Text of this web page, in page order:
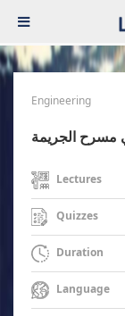
Engineering
في مسرح الجريمة
Lectures
Quizzes
Duration
Language